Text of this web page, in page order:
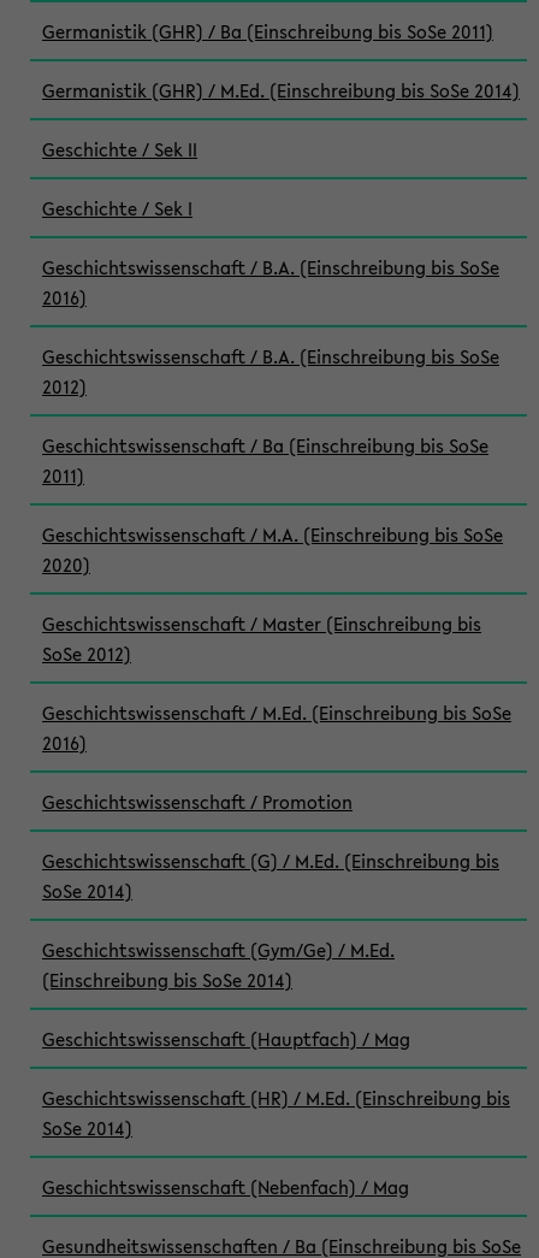
Germanistik (GHR) / Ba (Einschreibung bis SoSe 2011)
Germanistik (GHR) / M.Ed. (Einschreibung bis SoSe 2014)
Geschichte / Sek II
Geschichte / Sek I
Geschichtswissenschaft / B.A. (Einschreibung bis SoSe
2016)
Geschichtswissenschaft / B.A. (Einschreibung bis SoSe
2012)
Geschichtswissenschaft / Ba (Einschreibung bis SoSe
2011)
Geschichtswissenschaft / M.A. (Einschreibung bis SoSe
2020)
Geschichtswissenschaft / Master (Einschreibung bis
SoSe 2012)
Geschichtswissenschaft / M.Ed. (Einschreibung bis SoSe
2016)
Geschichtswissenschaft / Promotion
Geschichtswissenschaft (G) / M.Ed. (Einschreibung bis
SoSe 2014)
Geschichtswissenschaft (Gym/Ge) / M.Ed.
(Einschreibung bis SoSe 2014)
Geschichtswissenschaft (Hauptfach) / Mag
Geschichtswissenschaft (HR) / M.Ed. (Einschreibung bis
SoSe 2014)
Geschichtswissenschaft (Nebenfach) / Mag
Gesundheitswissenschaften / Ba (Einschreibung bis SoSe